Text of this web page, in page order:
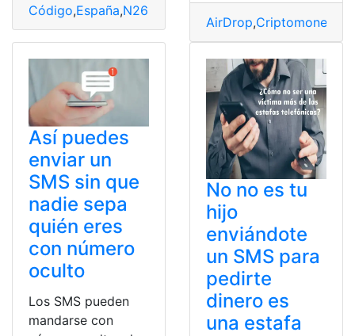
Código,España,N26
AirDrop,Criptomonedas
Así puedes
enviar un
SMS sin que
nadie sepa
quién eres
con número
oculto
Los SMS pueden
mandarse con
No no es tu
hijo
enviándote
un SMS para
pedirte
dinero es
una estafa